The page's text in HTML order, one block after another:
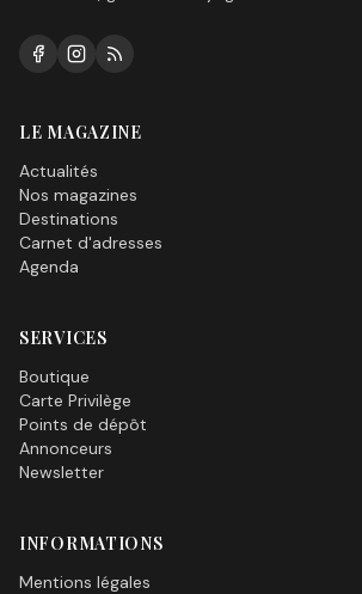
LE MAGAZINE
Actualités
Nos magazines
Destinations
Carnet d'adresses
Agenda
SERVICES
Boutique
Carte Privilège
Points de dépôt
Annonceurs
Newsletter
INFORMATIONS
Mentions légales